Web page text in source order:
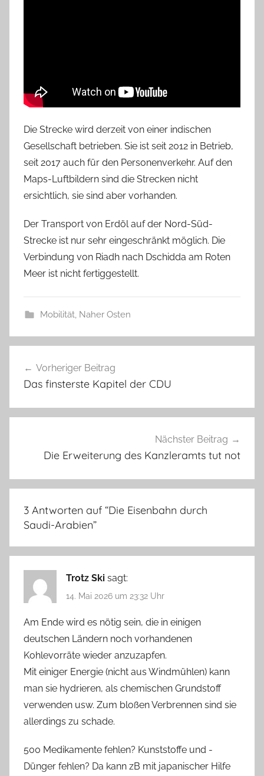
Die Strecke wird derzeit von einer indischen
Gesellschaft betrieben. Sie ist seit 2012 in Betrieb,
seit 2017 auch für den Personenverkehr. Auf den
Maps-Luftbildern sind die Strecken nicht
ersichtlich, sie sind aber vorhanden.
Der Transport von Erdöl auf der Nord-Süd-
Strecke ist nur sehr eingeschränkt möglich. Die
Verbindung von Riadh nach Dschidda am Roten
Meer ist nicht fertiggestellt.
Mobilität, Naher Osten
Vorheriger Beitrag
Das finsterste Kapitel der CDU
Nächster Beitrag
Die Erweiterung des Kanzleramts tut not
3 Antworten auf “Die Eisenbahn durch
Saudi-Arabien”
Trotz Ski sagt:
14. Mai 2026 um 23:32 Uhr
Am Ende wird es nötig sein, die in einigen
deutschen Ländern noch vorhandenen
Kohlevorräte wieder anzuzapfen.
Mit einiger Energie (nicht aus Windmühlen) kann
man sie hydrieren, als chemischen Grundstoff
verwenden usw. Zum bloßen Verbrennen sind sie
allerdings zu schade.
500 Medikamente fehlen? Kunststoffe und -
Dünger fehlen? Da kann zB mit japanischer Hilfe